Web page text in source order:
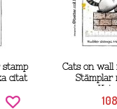
stamp
citat
Cats on